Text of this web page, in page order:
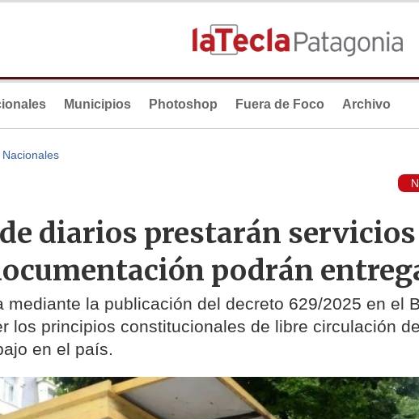
Municipios Photoshop Fuera de Foco Archivo
Nacionales
diarios prestarán servicios
podrán
mediante la publicación del decreto 629/2025 en el
los principios constitucionales de libre circulación de
en el país.